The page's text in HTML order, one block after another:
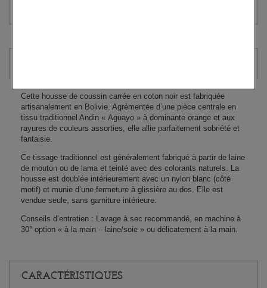
Cette housse de coussin carrée en coton noir est fabriquée
artisanalement en Bolivie. Agrémentée d’une pièce centrale en
tissu traditionnel Andin « Aguayo » à dominante orange et aux
rayures de couleurs assorties, elle allie parfaitement sobriété et
fantaisie.
Ce tissage traditionnel est généralement fabriqué à partir de laine
de mouton ou de lama et teinté avec des colorants naturels. La
housse est doublée intérieurement avec un nylon blanc (côté
motif) et munie d’une fermeture à glissière au dos. Elle est
vendue seule, sans garniture intérieure.
Conseils d’entretien : Lavage à sec recommandé, en machine à
30° option « à la main – laine/soie » ou délicatement à la main.
CARACTÉRISTIQUES